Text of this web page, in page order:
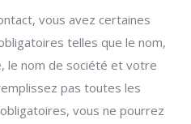
vous avez certaines
telles que le nom,
le nom de société et votre
pas toutes les
vous ne pourrez